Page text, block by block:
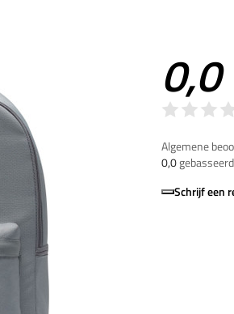
0,0
Algemene
0,0
Schrijf een